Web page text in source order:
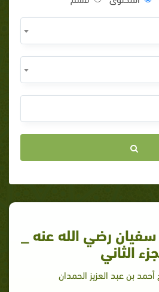
رضي الله عنه _
الثاني
بن عبد العزيز الحمدان